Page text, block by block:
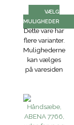
VÆLG
MULIGHEDER
Dette vare har
flere varianter.
Mulighederne
kan vælges
på varesiden